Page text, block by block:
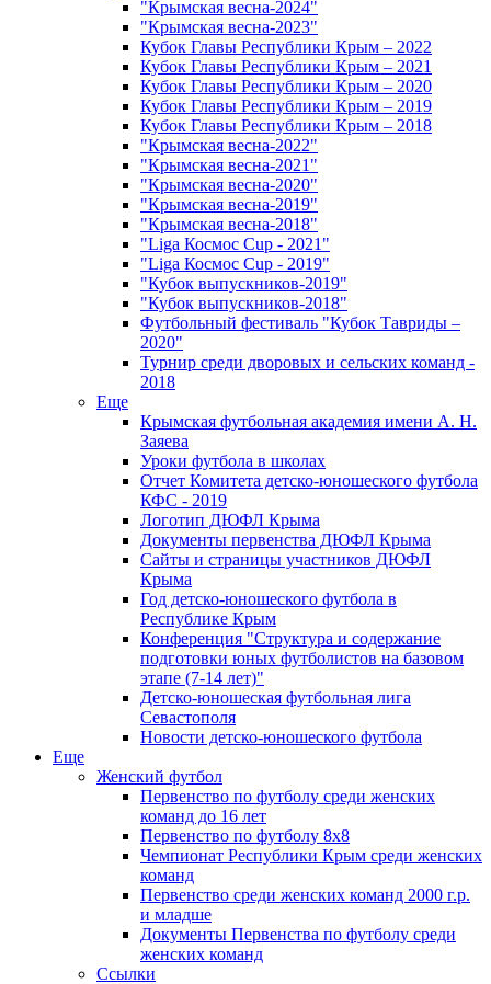
"Крымская весна-2024"
"Крымская весна-2023"
Кубок Главы Республики Крым – 2022
Кубок Главы Республики Крым – 2021
Кубок Главы Республики Крым – 2020
Кубок Главы Республики Крым – 2019
Кубок Главы Республики Крым – 2018
"Крымская весна-2022"
"Крымская весна-2021"
"Крымская весна-2020"
"Крымская весна-2019"
"Крымская весна-2018"
"Liga Космос Cup - 2021"
"Liga Космос Cup - 2019"
"Кубок выпускников-2019"
"Кубок выпускников-2018"
Футбольный фестиваль "Кубок Тавриды –
2020"
Турнир среди дворовых и сельских команд -
2018
Еще
Крымская футбольная академия имени А. Н.
Заяева
Уроки футбола в школах
Отчет Комитета детско-юношеского футбола
КФС - 2019
Логотип ДЮФЛ Крыма
Документы первенства ДЮФЛ Крыма
Сайты и страницы участников ДЮФЛ
Крыма
Год детско-юношеского футбола в
Республике Крым
Конференция "Структура и содержание
подготовки юных футболистов на базовом
этапе (7-14 лет)"
Детско-юношеская футбольная лига
Севастополя
Новости детско-юношеского футбола
Еще
Женский футбол
Первенство по футболу среди женских
команд до 16 лет
Первенство по футболу 8х8
Чемпионат Республики Крым среди женских
команд
Первенство среди женских команд 2000 г.р.
и младше
Документы Первенства по футболу среди
женских команд
Ссылки